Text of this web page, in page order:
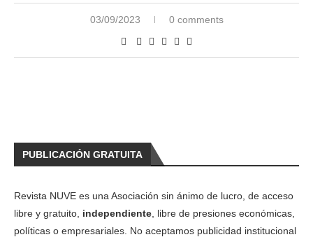
03/09/2023 0 comments
PUBLICACIÓN GRATUITA
Revista NUVE es una Asociación sin ánimo de lucro, de acceso
libre y gratuito, independiente , libre de presiones económicas,
políticas o empresariales. No aceptamos publicidad institucional